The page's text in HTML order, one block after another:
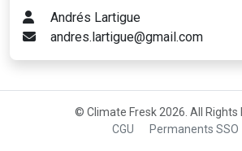
Andrés Lartigue
andres.lartigue@gmail.com
© Climate Fresk 2026. All Rights
CGU
Permanents SSO